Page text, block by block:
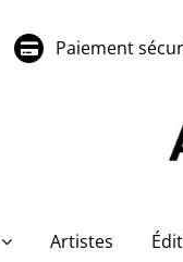
Paiement
Artistes